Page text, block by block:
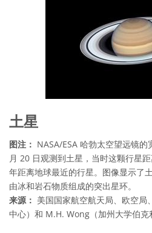
土星
图注： NASA/ESA 哈勃太空望远镜
月 20 日观测到土星，当时这颗行星
年距离地球最近的行星。图像显示了
由冰和岩石物质组成的突出星环。
来源： 美国国家航空航天局、欧空
中心）和 M.H. Wong（加州大学伯克